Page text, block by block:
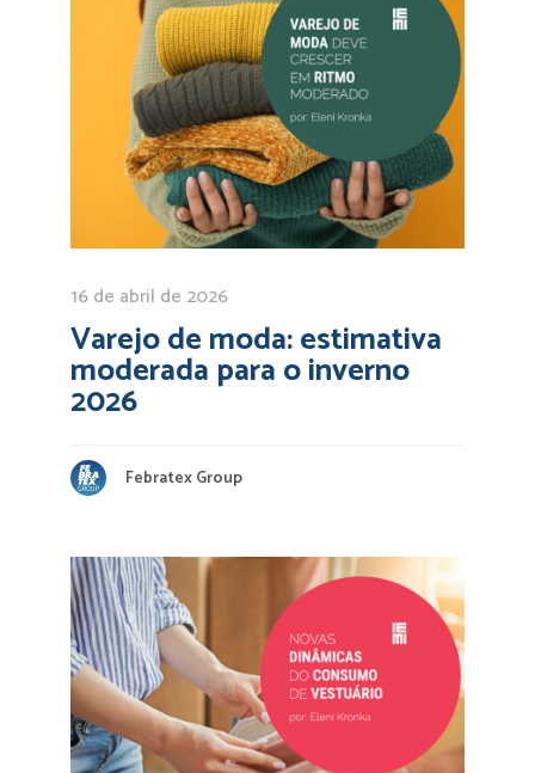
16 de abril de 2026
Varejo de moda: estimativa
moderada para o inverno
2026
Febratex Group